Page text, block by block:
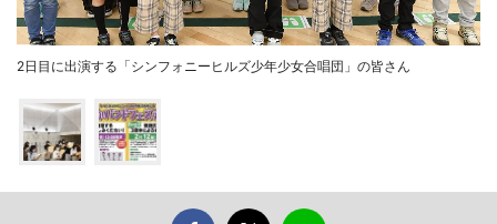
2日目に出演する「シンフォニーヒルズ少年少女合唱団」の皆さん